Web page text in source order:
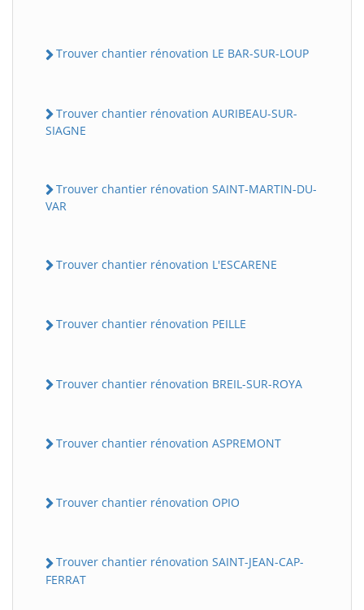
Trouver chantier rénovation LE BAR-SUR-LOUP
Trouver chantier rénovation AURIBEAU-SUR-
SIAGNE
Trouver chantier rénovation SAINT-MARTIN-DU-
VAR
Trouver chantier rénovation L'ESCARENE
Trouver chantier rénovation PEILLE
Trouver chantier rénovation BREIL-SUR-ROYA
Trouver chantier rénovation ASPREMONT
Trouver chantier rénovation OPIO
Trouver chantier rénovation SAINT-JEAN-CAP-
FERRAT